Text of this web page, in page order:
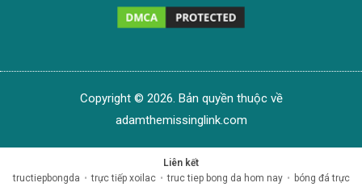
Copyright © 2026. Bản quyền thuộc về
adamthemissinglink.com
Liên kết
tructiepbongda • trực tiếp xoilac • truc tiep bong da hom nay • bóng đá trực